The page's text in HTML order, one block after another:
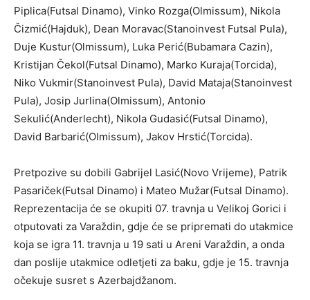
Piplica(Futsal Dinamo), Vinko Rozga(Olmissum), Nikola
Čizmić(Hajduk), Dean Moravac(Stanoinvest Futsal Pula),
Duje Kustur(Olmissum), Luka Perić(Bubamara Cazin),
Kristijan Čekol(Futsal Dinamo), Marko Kuraja(Torcida),
Niko Vukmir(Stanoinvest Pula), David Mataja(Stanoinvest
Pula), Josip Jurlina(Olmissum), Antonio
Sekulić(Anderlecht), Nikola Gudasić(Futsal Dinamo),
David Barbarić(Olmissum), Jakov Hrstić(Torcida).
Pretpozive su dobili Gabrijel Lasić(Novo Vrijeme), Patrik
Pasariček(Futsal Dinamo) i Mateo Mužar(Futsal Dinamo).
Reprezentacija će se okupiti 07. travnja u Velikoj Gorici i
otputovati za Varaždin, gdje će se pripremati do utakmice
koja se igra 11. travnja u 19 sati u Areni Varaždin, a onda
dan poslije utakmice odletjeti za baku, gdje je 15. travnja
očekuje susret s Azerbajdžanom.